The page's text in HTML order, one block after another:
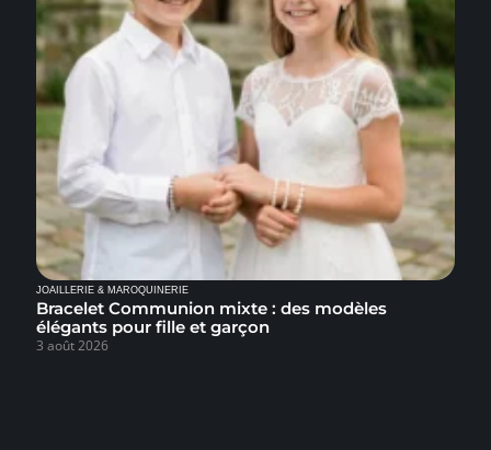
JOAILLERIE & MAROQUINERIE
Bracelet Communion mixte : des modèles
élégants pour fille et garçon
3 août 2026